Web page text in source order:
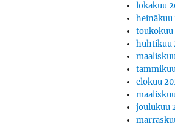
lokakuu
heinäkuu
toukokuu
huhtikuu
elokuu
joulukuu